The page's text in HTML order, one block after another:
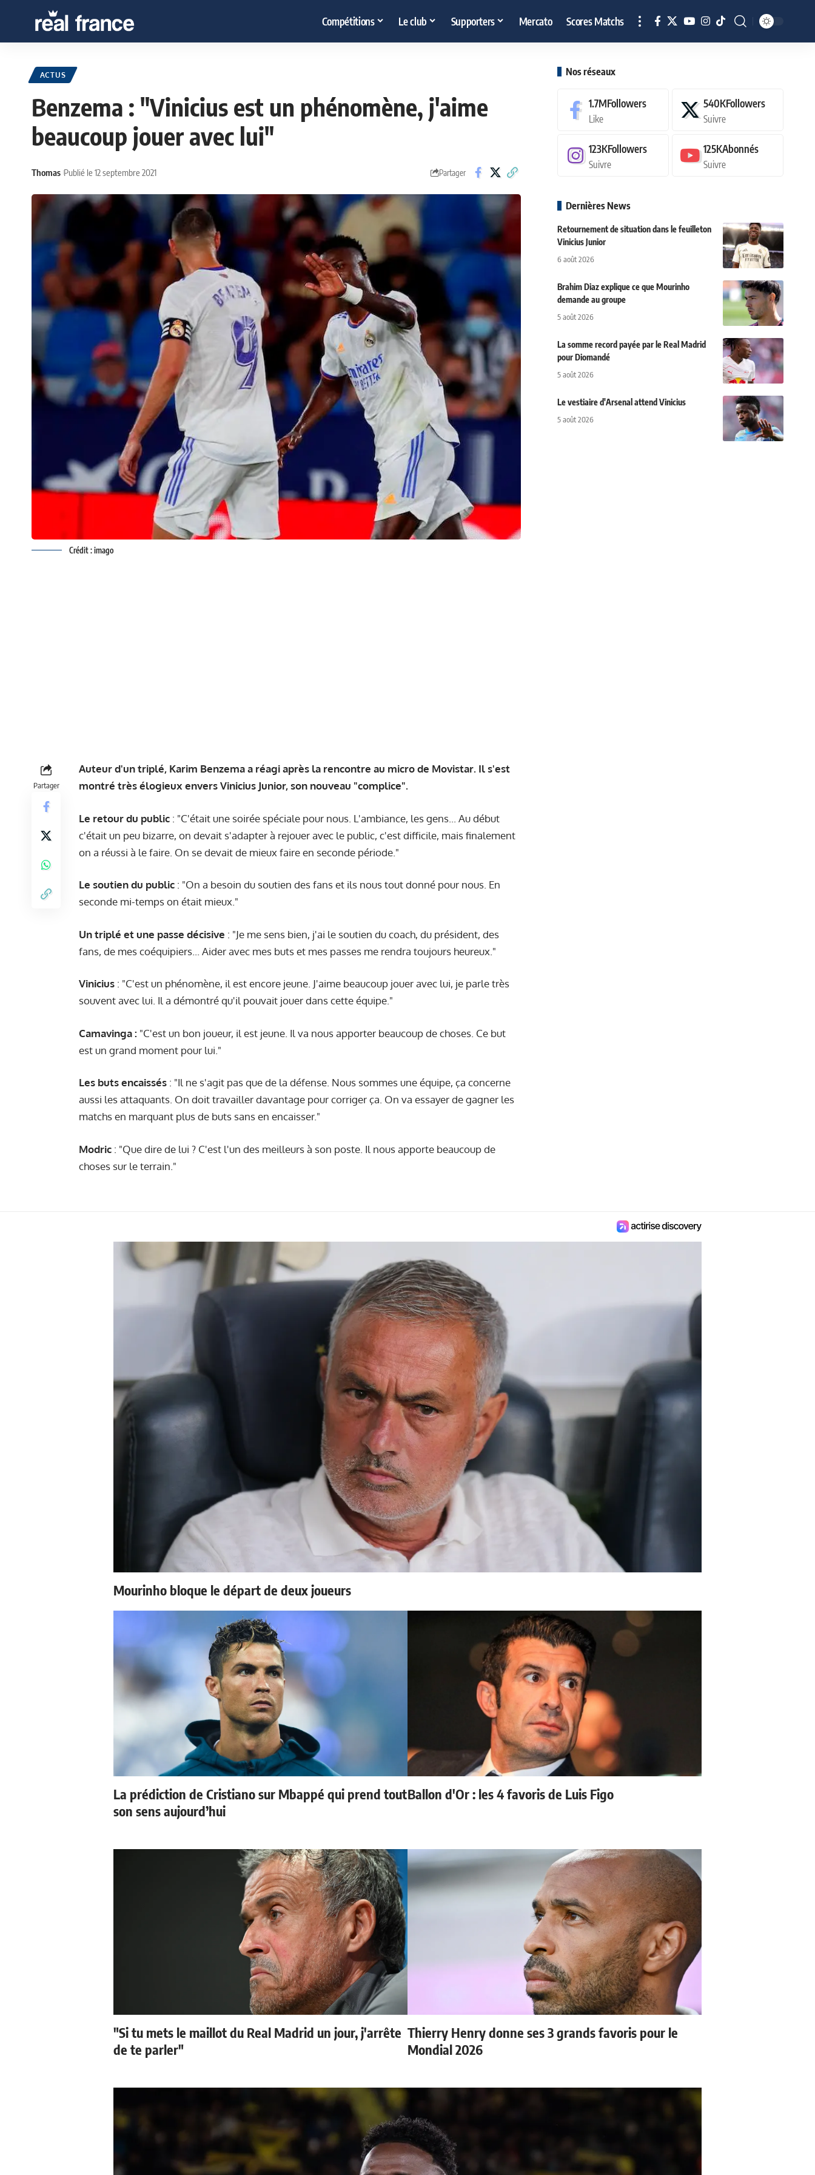
Compétitions Le club Supporters Mercato Scores Matchs
ACTUS
Benzema : "Vinicius est un phénomène, j'aime
beaucoup jouer avec lui"
Thomas Publié le 12 septembre 2021 Partager
Crédit : imago
Partager
Auteur d'un triplé, Karim Benzema a réagi après la rencontre au micro de Movistar. Il s'est
montré très élogieux envers Vinicius Junior, son nouveau "complice".
Le retour du public : "C'était une soirée spéciale pour nous. L'ambiance, les gens... Au début
c'était un peu bizarre, on devait s'adapter à rejouer avec le public, c'est difficile, mais finalement
on a réussi à le faire. On se devait de mieux faire en seconde période."
Le soutien du public : "On a besoin du soutien des fans et ils nous tout donné pour nous. En
seconde mi-temps on était mieux."
Un triplé et une passe décisive : "Je me sens bien, j'ai le soutien du coach, du président, des
fans, de mes coéquipiers... Aider avec mes buts et mes passes me rendra toujours heureux."
Vinicius : "C'est un phénomène, il est encore jeune. J'aime beaucoup jouer avec lui, je parle très
souvent avec lui. Il a démontré qu'il pouvait jouer dans cette équipe."
Camavinga : "C'est un bon joueur, il est jeune. Il va nous apporter beaucoup de choses. Ce but
est un grand moment pour lui."
Les buts encaissés : "Il ne s'agit pas que de la défense. Nous sommes une équipe, ça concerne
aussi les attaquants. On doit travailler davantage pour corriger ça. On va essayer de gagner les
matchs en marquant plus de buts sans en encaisser."
Modric : "Que dire de lui ? C'est l'un des meilleurs à son poste. Il nous apporte beaucoup de
choses sur le terrain."
Nos réseaux
1.7MFollowers
Like
540KFollowers
Suivre
123KFollowers
Suivre
125KAbonnés
Suivre
Dernières News
Retournement de situation dans le feuilleton
Vinicius Junior
6 août 2026
Brahim Diaz explique ce que Mourinho
demande au groupe
5 août 2026
La somme record payée par le Real Madrid
pour Diomandé
5 août 2026
Le vestiaire d'Arsenal attend Vinicius
5 août 2026
Mourinho bloque le départ de deux joueurs
La prédiction de Cristiano sur Mbappé qui prend tout
son sens aujourd’hui
Ballon d'Or : les 4 favoris de Luis Figo
"Si tu mets le maillot du Real Madrid un jour, j'arrête
de te parler"
Thierry Henry donne ses 3 grands favoris pour le
Mondial 2026